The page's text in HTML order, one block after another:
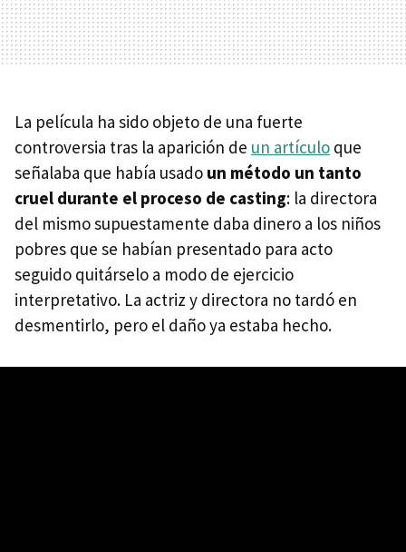
La película ha sido objeto de una fuerte
controversia tras la aparición de un artículo que
señalaba que había usado un método un tanto
cruel durante el proceso de casting: la directora
del mismo supuestamente daba dinero a los niños
pobres que se habían presentado para acto
seguido quitárselo a modo de ejercicio
interpretativo. La actriz y directora no tardó en
desmentirlo, pero el daño ya estaba hecho.